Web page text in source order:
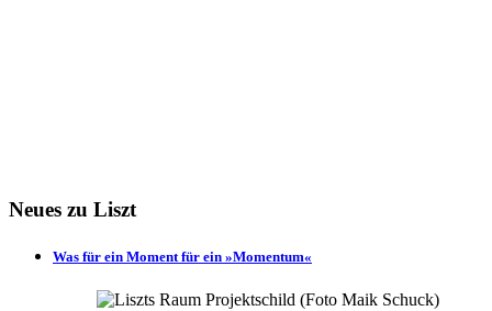
Neues zu Liszt
Was für ein Moment für ein »Momentum«